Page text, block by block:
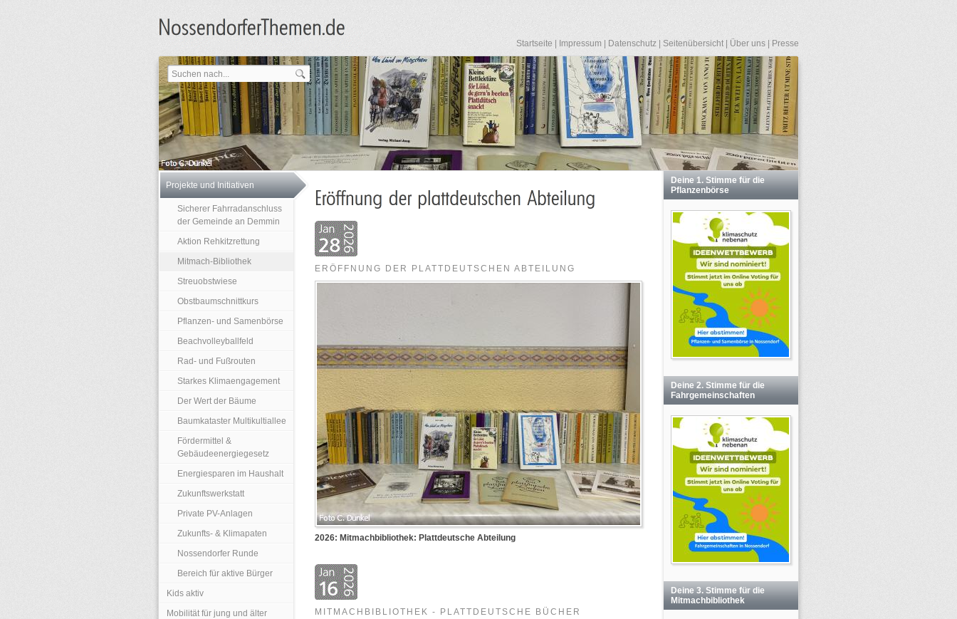
Startseite Impressum Datenschutz Seitenübersicht Über uns Presse
Projekte und Initiativen
Sicherer Fahrradanschluss
der Gemeinde an Demmin
Aktion Rehkitzrettung
Mitmach-Bibliothek
Streuobstwiese
Obstbaumschnittkurs
Pflanzen- und Samenbörse
Beachvolleyballfeld
Rad- und Fußrouten
Starkes Klimaengagement
Der Wert der Bäume
Baumkataster Multikultiallee
Fördermittel &
Gebäudeenergiegesetz
Energiesparen im Haushalt
Zukunftswerkstatt
Private PV-Anlagen
Zukunfts- & Klimapaten
Nossendorfer Runde
Bereich für aktive Bürger
Kids aktiv
Mobilität für jung und älter
ERÖFFNUNG DER PLATTDEUTSCHEN ABTEILUNG
2026: Mitmachbibliothek: Plattdeutsche Abteilung
MITMACHBIBLIOTHEK - PLATTDEUTSCHE BÜCHER
Deine 1. Stimme für die
Pflanzenbörse
Deine 2. Stimme für die
Fahrgemeinschaften
Deine 3. Stimme für die
Mitmachbibliothek